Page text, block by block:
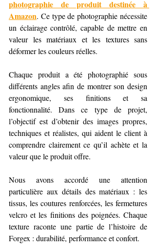
photographie de produit destinée à
Amazon. Ce type de photographie nécessite
un éclairage contrôlé, capable de mettre en
valeur les matériaux et les textures sans
déformer les couleurs réelles.
Chaque produit a été photographié sous
différents angles afin de montrer son design
ergonomique, ses finitions et sa
fonctionnalité. Dans ce type de projet,
l’objectif est d’obtenir des images propres,
techniques et réalistes, qui aident le client à
comprendre clairement ce qu’il achète et la
valeur que le produit offre.
Nous avons accordé une attention
particulière aux détails des matériaux : les
tissus, les coutures renforcées, les fermetures
velcro et les finitions des poignées. Chaque
texture raconte une partie de l’histoire de
Forgex : durabilité, performance et confort.